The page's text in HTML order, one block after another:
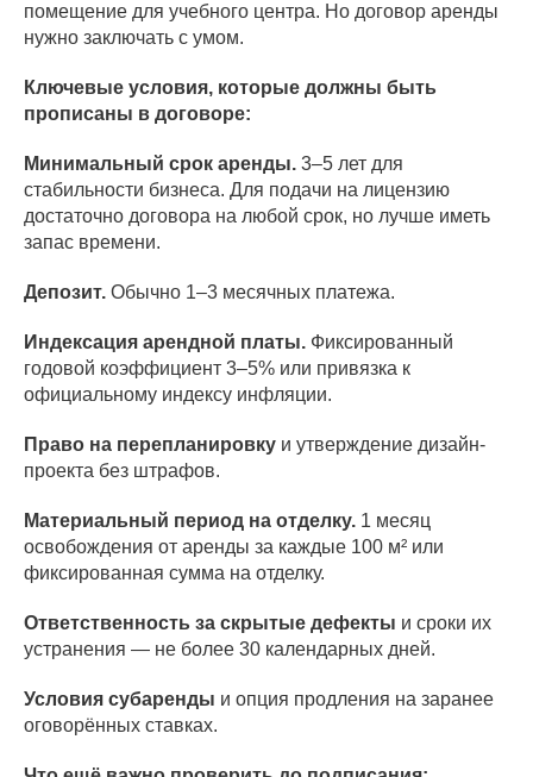
помещение для учебного центра. Но договор аренды
нужно заключать с умом.
Ключевые условия, которые должны быть
прописаны в договоре:
Минимальный срок аренды. 3–5 лет для
стабильности бизнеса. Для подачи на лицензию
достаточно договора на любой срок, но лучше иметь
запас времени.
Депозит. Обычно 1–3 месячных платежа.
Индексация арендной платы. Фиксированный
годовой коэффициент 3–5% или привязка к
официальному индексу инфляции.
Право на перепланировку и утверждение дизайн-
проекта без штрафов.
Материальный период на отделку. 1 месяц
освобождения от аренды за каждые 100 м² или
фиксированная сумма на отделку.
Ответственность за скрытые дефекты и сроки их
устранения — не более 30 календарных дней.
Условия субаренды и опция продления на заранее
оговорённых ставках.